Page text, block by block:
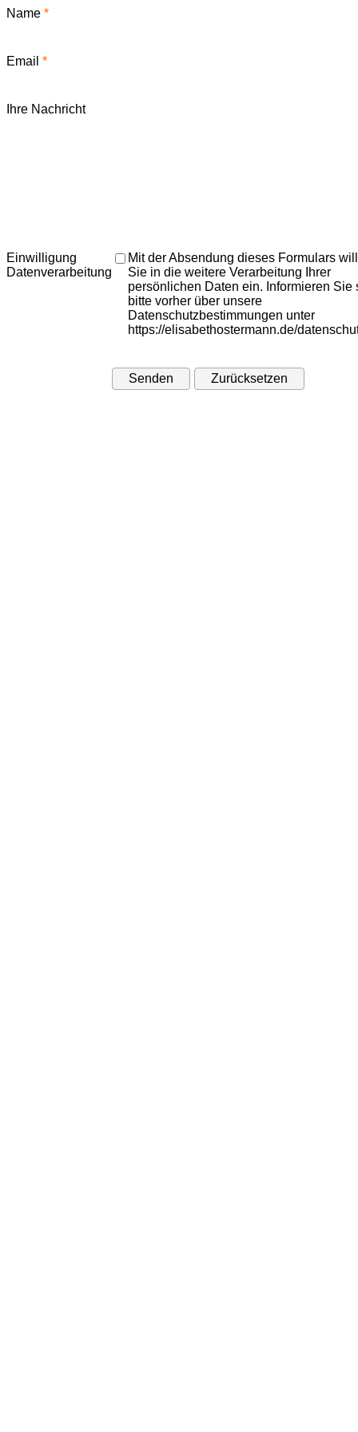
Name *
Email *
Ihre Nachricht
Einwilligung
Datenverarbeitung
Mit der Absendung dieses Formulars
Sie in die weitere Verarbeitung Ihrer
persönlichen Daten ein. Informieren Sie
bitte vorher über unsere
Datenschutzbestimmungen unter
https://elisabethostermann.de/